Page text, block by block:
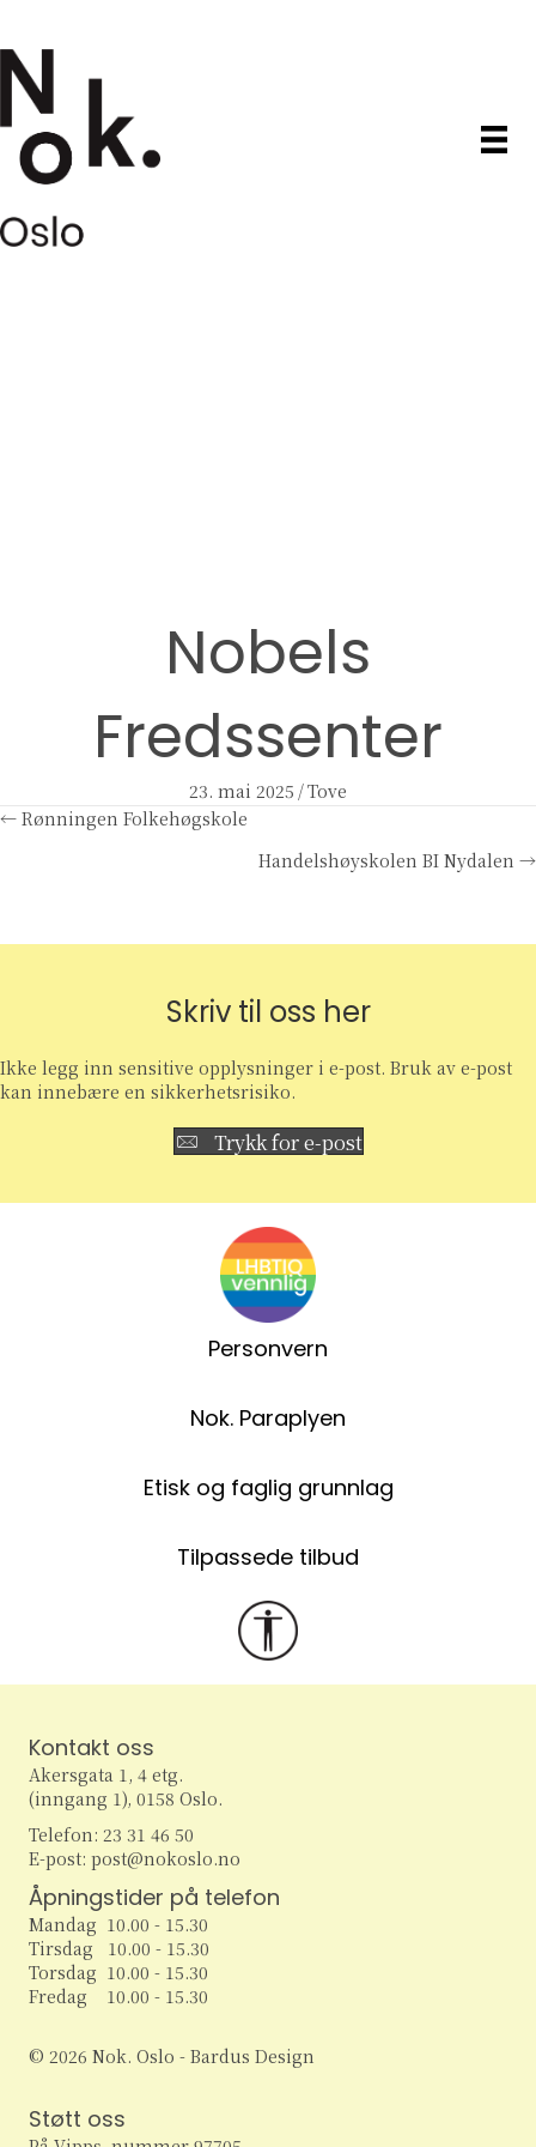
Nobels
Fredssenter
23. mai 2025 /Tove
Posts
← Rønningen Folkehøgskole
Handelshøyskolen BI Nydalen →
Skriv til oss her
Ikke legg inn sensitive opplysninger i e-post. Bruk av e-post
kan innebære en sikkerhetsrisiko.
Trykk for e-post
Personvern
Nok. Paraplyen
Etisk og faglig grunnlag
Tilpassede tilbud
Kontakt oss
Akersgata 1, 4 etg.
(inngang 1), 0158 Oslo.
Telefon: 23 31 46 50
E-post: post@nokoslo.no
Åpningstider på telefon
Mandag 10.00 - 15.30
Tirsdag 10.00 - 15.30
Torsdag 10.00 - 15.30
Fredag 10.00 - 15.30
© 2026 Nok. Oslo - Bardus Design
Støtt oss